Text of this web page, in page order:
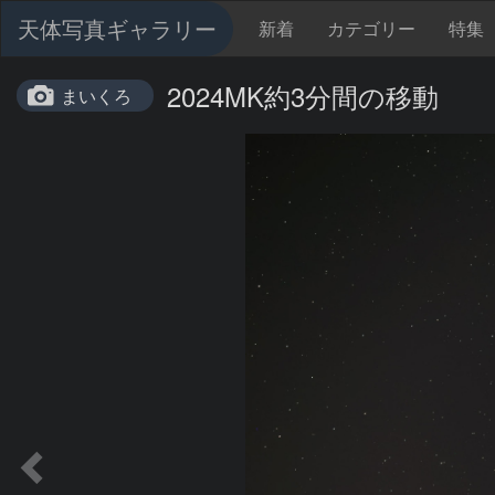
天体写真ギャラリー 新着 カテゴリー 特集
まいくろ 2024MK約3分間の移動